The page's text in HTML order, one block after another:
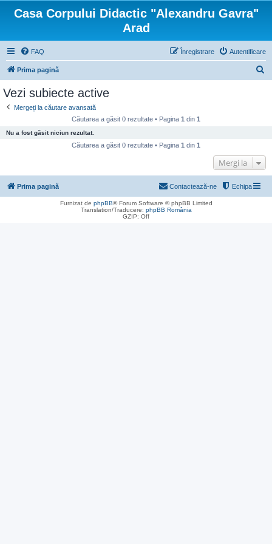
Casa Corpului Didactic "Alexandru Gavra"
Arad
FAQ Autentificare
Înregistrare
Prima pagină
e
Vezi subiecte active
Mergeți la căutare avansată
Căutarea a găsit 0 rezultate • Pagina 1 din 1
Nu a fost găsit niciun rezultat.
Căutarea a găsit 0 rezultate • Pagina 1 din 1
Mergi la
Prima pagină Echipa
Contactează-ne
Furnizat de phpBB® Forum Software © phpBB Limited
Translation/Traducere: phpBB România
GZIP: Off